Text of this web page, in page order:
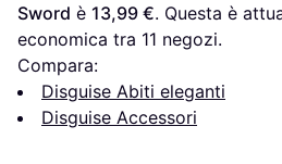
Sword è 13,99 €. Questa è
economica tra 11 negozi.
Compara:
Disguise Abiti eleganti
Disguise Accessori